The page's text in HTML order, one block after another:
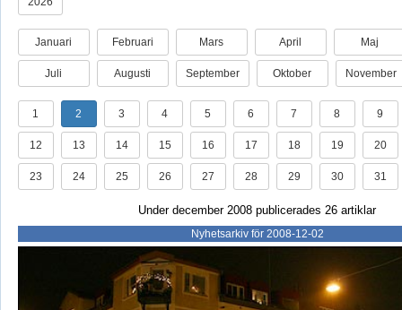
Januari Februari Mars April Maj
Juli Augusti September Oktober November
1 2 3 4 5 6 7 8 9
12 13 14 15 16 17 18 19 20
23 24 25 26 27 28 29 30 31
Under december 2008 publicerades 26 artiklar
Nyhetsarkiv för 2008-12-02